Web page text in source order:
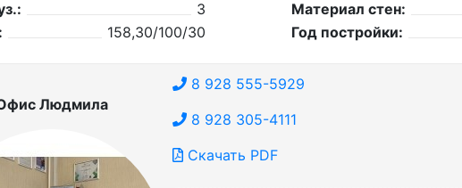
3
158,30/100/30
Материал стен:
Год постройки:
Людмила
8 928 555-5929
8 928 305-4111
Скачать PDF